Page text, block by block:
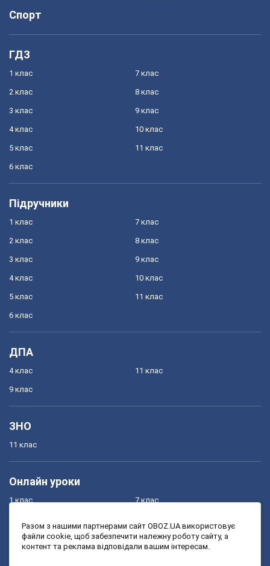
Спорт
ГДЗ
1 клас
2 клас
3 клас
4 клас
5 клас
6 клас
7 клас
8 клас
9 клас
10 клас
11 клас
Підручники
1 клас
2 клас
3 клас
4 клас
5 клас
6 клас
7 клас
8 клас
9 клас
10 клас
11 клас
ДПА
4 клас
9 клас
11 клас
ЗНО
11 клас
Онлайн уроки
1 клас
3 клас
7 клас
9 клас
Разом з нашими партнерами сайт OBOZ.UA використовує
файли cookie, щоб забезпечити належну роботу сайту, а
контент та реклама відповідали вашим інтересам.